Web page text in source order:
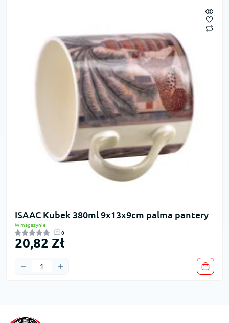
ISAAC Kubek 380ml 9x13x9cm palma pantery
W magazynie
0
20,82 Zł